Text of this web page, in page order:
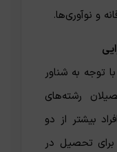
توجه به شناور
رشته‌های
بیشتر از دو
تحصیل در